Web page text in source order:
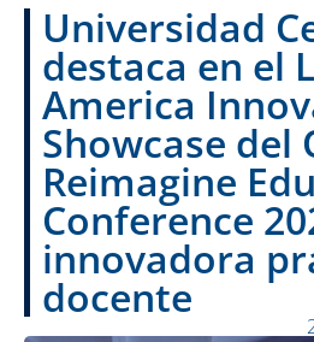
Universidad
destaca en el
America
Showcase del
Reimagine
Conference
innovadora
docente